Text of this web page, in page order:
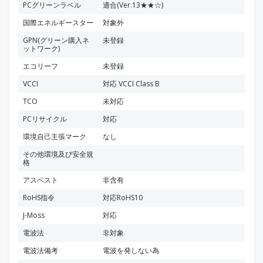
PCグリーンラベル
適合(Ver.13★★☆)
国際エネルギースター
対象外
GPN(グリーン購入ネ
ットワーク)
未登録
エコリーフ
未登録
VCCI
対応 VCCI Class B
TCO
未対応
PCリサイクル
対応
環境自己主張マーク
なし
その他環境及び安全規
格
アスベスト
非含有
RoHS指令
対応RoHS10
J-Moss
対応
電波法
非対象
電波法備考
電波を発しない為